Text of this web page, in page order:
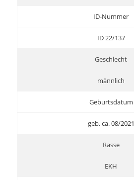
ID-Nummer
ID 22/137
Geschlecht
männlich
Geburtsdatum
geb. ca. 08/2021
Rasse
EKH